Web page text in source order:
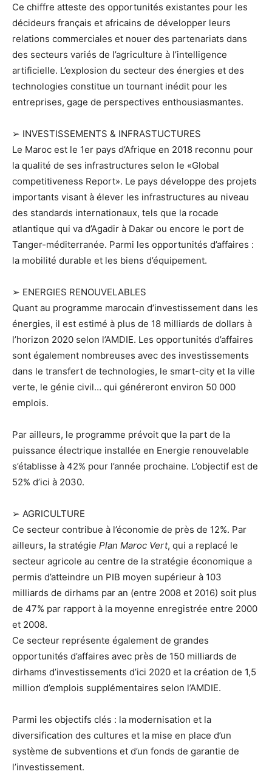
Ce chiffre atteste des opportunités existantes pour les
décideurs français et africains de développer leurs
relations commerciales et nouer des partenariats dans
des secteurs variés de l’agriculture à l’intelligence
artificielle. L’explosion du secteur des énergies et des
technologies constitue un tournant inédit pour les
entreprises, gage de perspectives enthousiasmantes.
➢ INVESTISSEMENTS & INFRASTUCTURES
Le Maroc est le 1er pays d’Afrique en 2018 reconnu pour
la qualité de ses infrastructures selon le «Global
competitiveness Report». Le pays développe des projets
importants visant à élever les infrastructures au niveau
des standards internationaux, tels que la rocade
atlantique qui va d’Agadir à Dakar ou encore le port de
Tanger-méditerranée. Parmi les opportunités d’affaires :
la mobilité durable et les biens d’équipement.
➢ ENERGIES RENOUVELABLES
Quant au programme marocain d’investissement dans les
énergies, il est estimé à plus de 18 milliards de dollars à
l’horizon 2020 selon l’AMDIE. Les opportunités d’affaires
sont également nombreuses avec des investissements
dans le transfert de technologies, le smart-city et la ville
verte, le génie civil… qui généreront environ 50 000
emplois.
Par ailleurs, le programme prévoit que la part de la
puissance électrique installée en Energie renouvelable
s’établisse à 42% pour l’année prochaine. L’objectif est de
52% d’ici à 2030.
➢ AGRICULTURE
Ce secteur contribue à l’économie de près de 12%. Par
ailleurs, la stratégie Plan Maroc Vert, qui a replacé le
secteur agricole au centre de la stratégie économique a
permis d’atteindre un PIB moyen supérieur à 103
milliards de dirhams par an (entre 2008 et 2016) soit plus
de 47% par rapport à la moyenne enregistrée entre 2000
et 2008.
Ce secteur représente également de grandes
opportunités d’affaires avec près de 150 milliards de
dirhams d’investissements d’ici 2020 et la création de 1,5
million d’emplois supplémentaires selon l’AMDIE.
Parmi les objectifs clés : la modernisation et la
diversification des cultures et la mise en place d’un
système de subventions et d’un fonds de garantie de
l’investissement.